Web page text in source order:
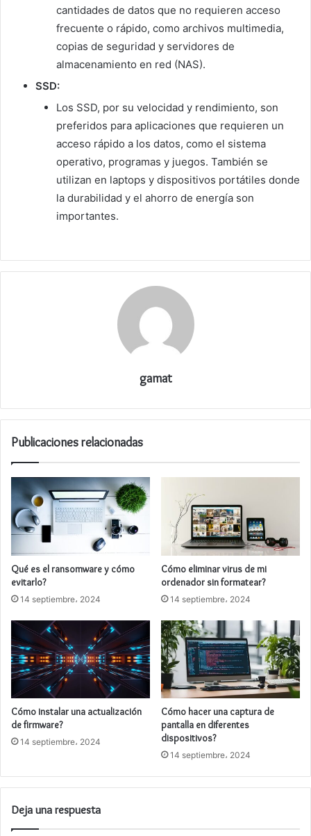
cantidades de datos que no requieren acceso
frecuente o rápido, como archivos multimedia,
copias de seguridad y servidores de
almacenamiento en red (NAS).
SSD:
Los SSD, por su velocidad y rendimiento, son
preferidos para aplicaciones que requieren un
acceso rápido a los datos, como el sistema
operativo, programas y juegos. También se
utilizan en laptops y dispositivos portátiles donde
la durabilidad y el ahorro de energía son
importantes.
gamat
Publicaciones relacionadas
Qué es el ransomware y cómo
evitarlo?
14 septiembre، 2024
Cómo eliminar virus de mi
ordenador sin formatear?
14 septiembre، 2024
Cómo instalar una actualización
de firmware?
14 septiembre، 2024
Cómo hacer una captura de
pantalla en diferentes
dispositivos?
14 septiembre، 2024
Deja una respuesta